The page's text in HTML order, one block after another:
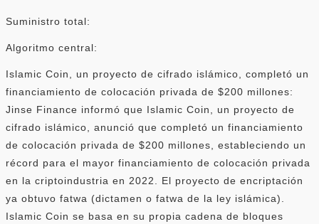
Suministro total:
Algoritmo central:
Islamic Coin, un proyecto de cifrado islámico, completó un
financiamiento de colocación privada de $200 millones:
Jinse Finance informó que Islamic Coin, un proyecto de
cifrado islámico, anunció que completó un financiamiento
de colocación privada de $200 millones, estableciendo un
récord para el mayor financiamiento de colocación privada
en la criptoindustria en 2022. El proyecto de encriptación
ya obtuvo fatwa (dictamen o fatwa de la ley islámica).
Islamic Coin se basa en su propia cadena de bloques